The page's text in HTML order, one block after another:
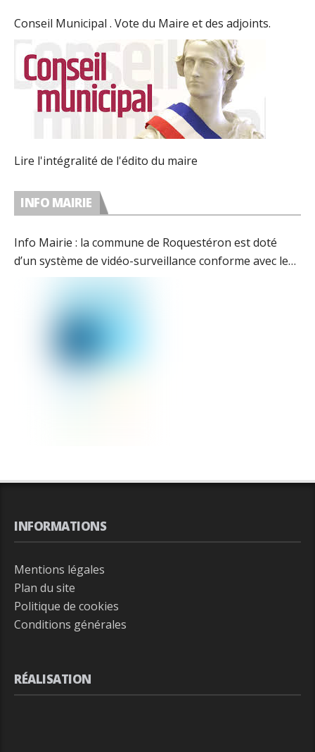
Conseil Municipal . Vote du Maire et des adjoints.
Lire l'intégralité de l'édito du maire
INFO MAIRIE
Info Mairie : la commune de Roquestéron est doté
d’un système de vidéo-surveillance conforme avec les
préconisations de la CNIL.
INFORMATIONS
Mentions légales
Plan du site
Politique de cookies
Conditions générales
RÉALISATION